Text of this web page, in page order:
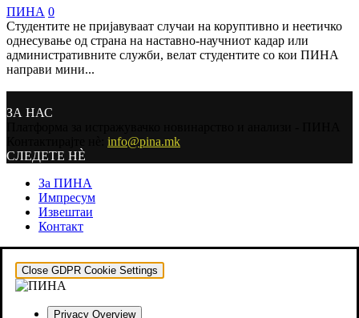
ПИНА 0
Студентите не пријавуваат случаи на коруптивно и неетичко
однесување од страна на наставно-научниот кадар или
административните служби, велат студентите со кои ПИНА
направи мини...
ЗА НАС
info@pina.mk
СЛЕДЕТЕ НЀ
За ПИНА
Импресум
Извештаи
Контакт
Close GDPR Cookie Settings
Privacy Overview